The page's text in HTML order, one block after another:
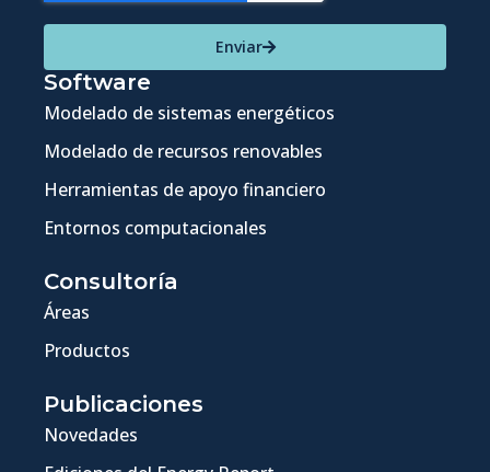
Enviar
Software
Modelado de sistemas energéticos
Modelado de recursos renovables
Herramientas de apoyo financiero
Entornos computacionales
Consultoría
Áreas
Productos
Publicaciones
Novedades